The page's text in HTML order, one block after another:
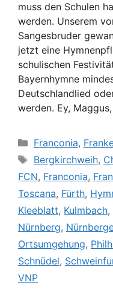
muss den Schulen
werden. Unserem
Sangesbruder
jetzt eine
schulischen
Bayernhymne
Deutschlandlied
werden. Ey,
Kategorien
Franconia,
Schlagwörter
Bergkirchweih,
FCN, Franconia,
Toscana, Fürth,
Kleeblatt, Kulmbach,
Nürnberg,
Ortsumgehung,
Schnüdel,
VNP